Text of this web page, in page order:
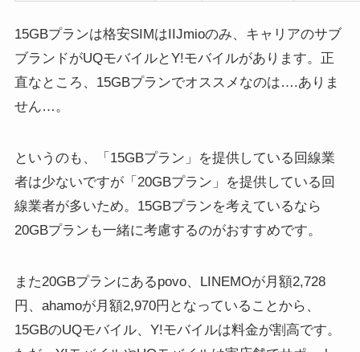
15GBプランは格安SIMはIIJmioのみ、キャリアのサブ
ブランドがUQモバイルとY!モバイルがあります。正
直なところ、15GBプランでオススメなのは….ありま
せん…。
というのも、「15GBプラン」を提供している回線業
者は少ないですが「20GBプラン」を提供している回
線業者が多いため。15GBプランを考えているなら
20GBプランも一緒に考慮するのがおすすめです。
また20GBプランにあるpovo、LINEMOが月額2,728
円、ahamoが月額2,970円となっていることから、
15GBのUQモバイル、Y!モバイルは料金が割高です。